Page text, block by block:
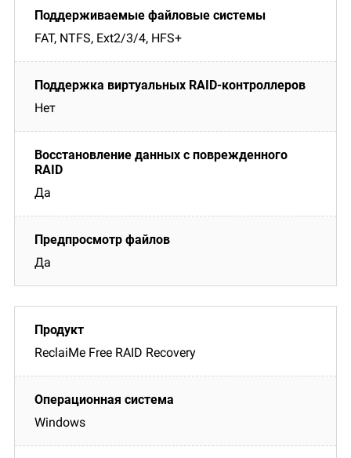
FAT, NTFS, Ext2/3/4, HFS+
Нет
Да
Да
ReclaiMe Free RAID Recovery
Windows